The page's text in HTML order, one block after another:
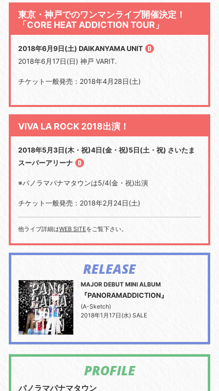
東京・神戸でのワンマンライブ開催決定！
「CORE HEAT ADDICTION TOUR」
2018年6月9日(土) DAIKANYAMA UNIT
2018年6月17日(日) 神戸 VARIT.
チケット一般発売：2018年4月28日(土)
VIVA LA ROCK 2018出演！
2018年5月3日(木・祝)4日(金・祝)5日(土・祝) さいたま
スーパーアリーナ
※パノラマパナマタウンは5/4(金・祝)出演
チケット一般発売：2018年2月24日(土)
他ライブ詳細はWEB SITEをご覧下さい。
RELEASE
MAJOR DEBUT MINI ALBUM
『PANORAMADDICTION』
(A-Sketch)
2018年1月17日(水) SALE
PROFILE
パノラマパナマタウン